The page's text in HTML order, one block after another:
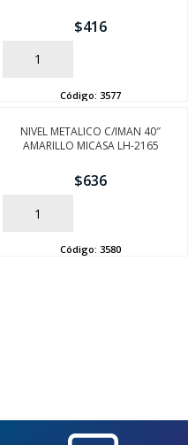
$416
AÑADIR
Código: 3577
NIVEL METALICO C/IMAN 40″
AMARILLO MICASA LH-2165
$636
AÑADIR
Código: 3580